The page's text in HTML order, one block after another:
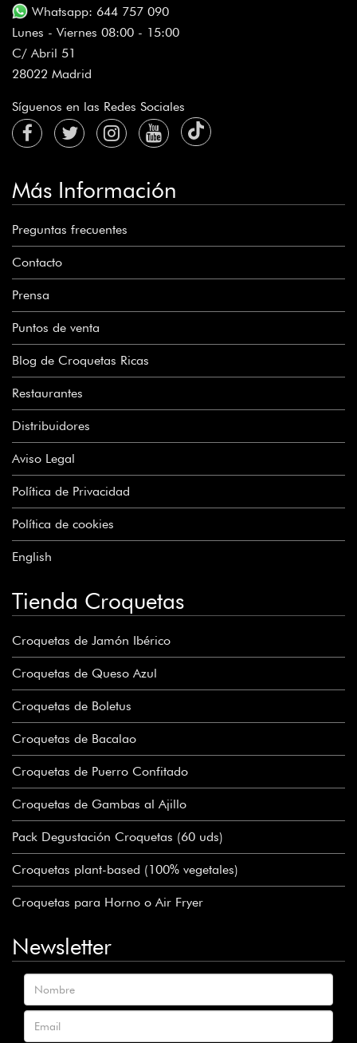
Whatsapp: 644 757 090
Lunes - Viernes 08:00 - 15:00
C/ Abril 51
28022 Madrid
Síguenos en las Redes Sociales
Más Información
Preguntas frecuentes
Contacto
Prensa
Puntos de venta
Blog de Croquetas Ricas
Restaurantes
Distribuidores
Aviso Legal
Política de Privacidad
Política de cookies
English
Tienda Croquetas
Croquetas de Jamón Ibérico
Croquetas de Queso Azul
Croquetas de Boletus
Croquetas de Bacalao
Croquetas de Puerro Confitado
Croquetas de Gambas al Ajillo
Pack Degustación Croquetas (60 uds)
Croquetas plant-based (100% vegetales)
Croquetas para Horno o Air Fryer
Newsletter
Nombre
Email